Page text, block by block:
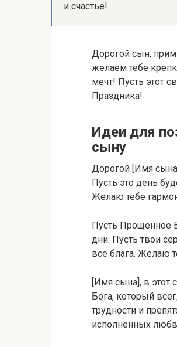
и счастье!
Дорогой сын,
желаем тебе
мечт! Пусть этот
Праздника!
Идеи для
сыну
Дорогой [Имя
Пусть это день
Желаю тебе
Пусть Прощенное
дни. Пусть твои
все блага. Желаю
[Имя сына], в этот
Бога, который
трудности и
исполненных